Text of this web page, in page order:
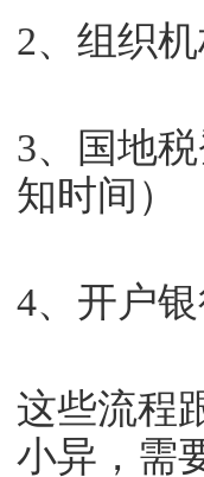
2、组织
3、国地
知时间）
4、开户
这些流程
小异，需